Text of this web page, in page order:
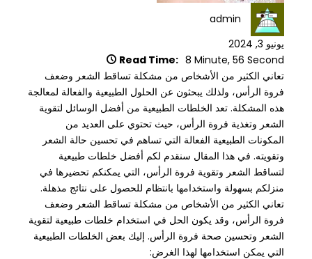
admin
يونيو 3, 2024
Read Time: 8 Minute, 56 Second
تعاني الكثير من الأشخاص من مشكلة تساقط الشعر وضعف
فروة الرأس، ولذلك يبحثون عن الحلول الطبيعية والفعالة لمعالجة
هذه المشكلة. تعد الخلطات الطبيعية من أفضل الوسائل لتقوية
الشعر وتغذية فروة الرأس، حيث تحتوي على العديد من
المكونات الطبيعية الفعالة التي تساهم في تحسين حالة الشعر
وتقويته. في هذا المقال سنقدم لكم أفضل خلطات طبيعية
لتساقط الشعر وتقوية فروة الرأس، التي يمكنكم تحضيرها في
منزلكم بسهولة واستخدامها بانتظام للحصول على نتائج مذهلة.
تعاني الكثير من الأشخاص من مشكلة تساقط الشعر وضعف
فروة الرأس، وقد يكون الحل في استخدام خلطات طبيعية لتقوية
الشعر وتحسين صحة فروة الرأس. إليك بعض الخلطات الطبيعية
التي يمكن استخدامها لهذا الغرض: